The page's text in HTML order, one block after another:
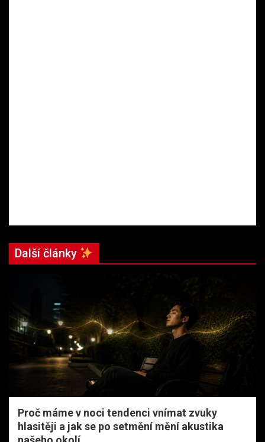
Další články
Proč máme v noci tendenci vnímat zvuky
hlasitěji a jak se po setmění mění akustika